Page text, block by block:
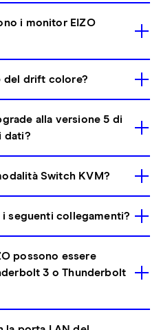
i monitor EIZO
del drift colore?
alla versione 5 di
dati?
Switch KVM?
seguenti collegamenti?
possono essere
3 o Thunderbolt